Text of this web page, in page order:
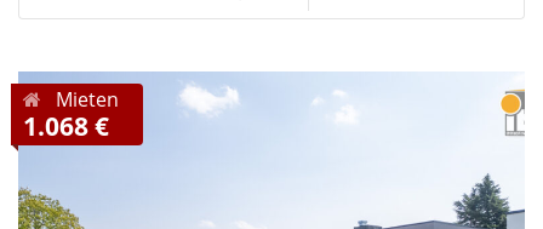
Mieten
1.068 €